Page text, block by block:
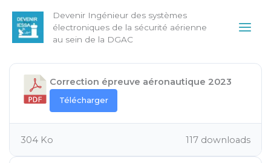
contenu
Devenir Ingénieur des systèmes
électroniques de la sécurité aérienne
au sein de la DGAC
Menu
Correction épreuve aéronautique 2023
Télécharger
117 downloads
304 Ko